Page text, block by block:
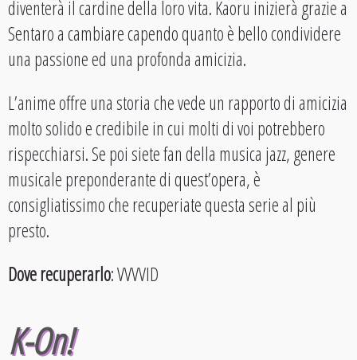
diventerà il cardine della loro vita. Kaoru inizierà grazie a
Sentaro a cambiare capendo quanto è bello condividere
una passione ed una profonda amicizia.
L’anime offre una storia che vede un rapporto di amicizia
molto solido e credibile in cui molti di voi potrebbero
rispecchiarsi. Se poi siete fan della musica jazz, genere
musicale preponderante di quest’opera, è
consigliatissimo che recuperiate questa serie al più
presto.
Dove recuperarlo: VVVVID
K-On!